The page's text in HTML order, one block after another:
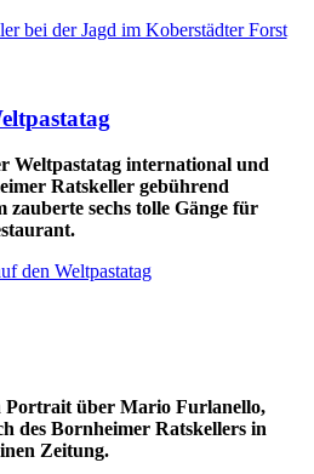
bei der Jagd im Koberstädter Forst
Weltpastatag international und
Ratskeller gebührend
zauberte sechs tolle Gänge für
den Weltpastatag
Portrait über Mario Furlanello,
des Bornheimer Ratskellers in
Zeitung.